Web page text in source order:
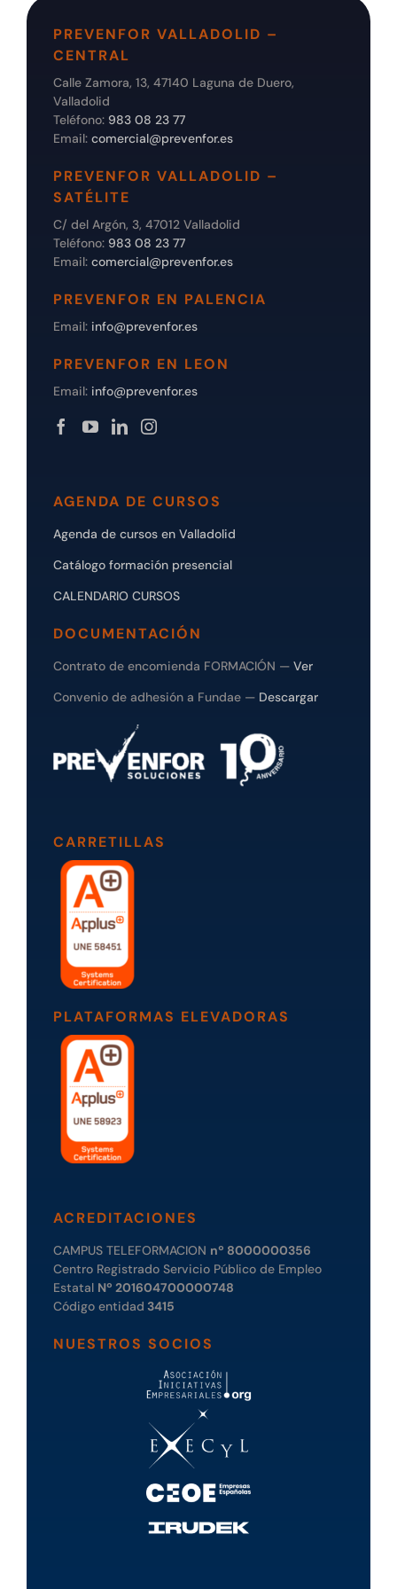
PREVENFOR VALLADOLID –
CENTRAL
Calle Zamora, 13, 47140 Laguna de Duero,
Valladolid
Teléfono: 983 08 23 77
Email: comercial@prevenfor.es
PREVENFOR VALLADOLID –
SATÉLITE
C/ del Argón, 3, 47012 Valladolid
Teléfono: 983 08 23 77
Email: comercial@prevenfor.es
PREVENFOR EN PALENCIA
Email: info@prevenfor.es
PREVENFOR EN LEON
Email: info@prevenfor.es
AGENDA DE CURSOS
Agenda de cursos en Valladolid
Catálogo formación presencial
CALENDARIO CURSOS
DOCUMENTACIÓN
Contrato de encomienda FORMACIÓN — Ver
Convenio de adhesión a Fundae — Descargar
CARRETILLAS
PLATAFORMAS ELEVADORAS
ACREDITACIONES
CAMPUS TELEFORMACION nº 8000000356
Centro Registrado Servicio Público de Empleo
Estatal Nº 201604700000748
Código entidad 3415
NUESTROS SOCIOS